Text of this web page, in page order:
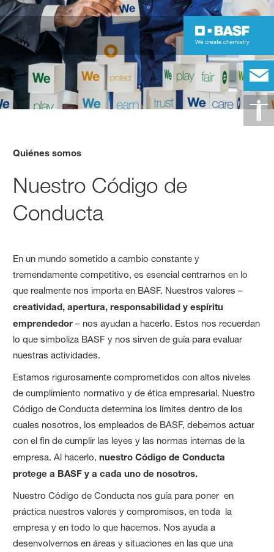
Quiénes somos
Nuestro Código de
Conducta
En un mundo sometido a cambio constante y
tremendamente competitivo, es esencial centrarnos en lo
que realmente nos importa en BASF. Nuestros valores –
creatividad, apertura, responsabilidad y espíritu
emprendedor– nos ayudan a hacerlo. Estos nos recuerdan
lo que simboliza BASF y nos sirven de guía para evaluar
nuestras actividades.
Estamos rigurosamente comprometidos con altos niveles
de cumplimiento normativo y de ética empresarial. Nuestro
Código de Conducta determina los límites dentro de los
cuales nosotros, los empleados de BASF, debemos actuar
con el fin de cumplir las leyes y las normas internas de la
empresa. Al hacerlo,nuestro Código de Conducta
protege a BASF y a cada uno de nosotros.
Nuestro Código de Conducta nos guía para poner en
práctica nuestros valores y compromisos, en toda la
empresa y en todo lo que hacemos. Nos ayuda a
desenvolvernos en áreas y situaciones en las que una